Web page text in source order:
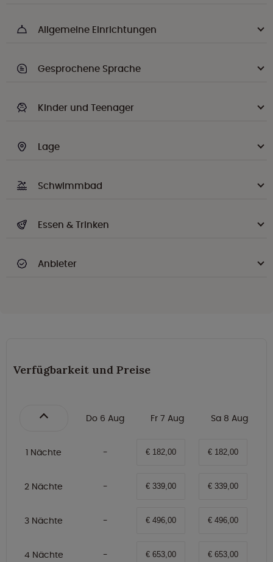
Allgemeine Einrichtungen
Gesprochene Sprache
Kinder und Teenager
Lage
Schwimmbad
Essen & Trinken
Anbieter
Verfügbarkeit und Preise
Do 6 Aug Fr 7 Aug Sa 8 Aug
1 Nächte € 182,00 € 182,00
2 Nächte € 339,00 € 339,00
3 Nächte € 496,00 € 496,00
4 Nächte € 653,00 € 653,00